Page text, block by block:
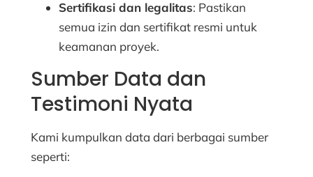
Sertifikasi dan legalitas: Pastikan
semua izin dan sertifikat resmi untuk
keamanan proyek.
Sumber Data dan
Testimoni Nyata
Kami kumpulkan data dari berbagai sumber
seperti: